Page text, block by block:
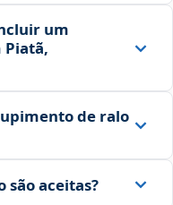
um
de ralo
são aceitas?